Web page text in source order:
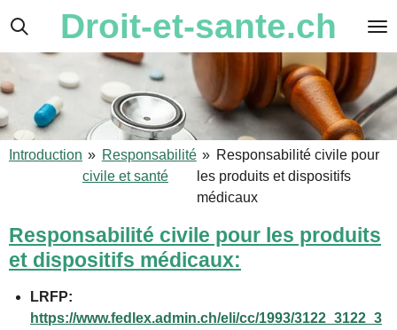
Passer
contenu
principal
Droit-et-sante.ch
Introduction » Responsabilité
civile et santé
» Responsabilité civile pour
les produits et dispositifs
médicaux
Responsabilité civile pour les produits
et dispositifs médicaux:
LRFP:
https://www.fedlex.admin.ch/eli/cc/1993/3122_3122_3